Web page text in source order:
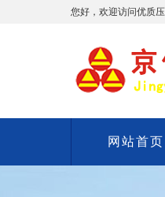
您好，欢迎访问优质
网站首页